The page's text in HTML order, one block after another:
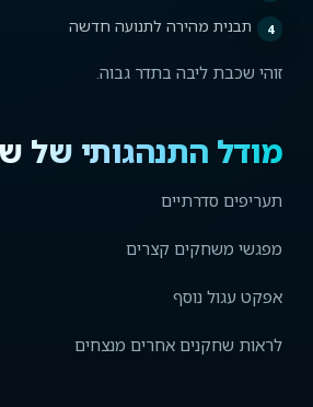
תבנית מהירה לתנועה חדשה
זוהי שכבת ליבה בתדר גבוה.
מודל התנהגותי של
תעריפים סדרתיים
מפגשי משחקים קצרים
אפקט עגול נוסף
לראות שחקנים אחרים מנצחים